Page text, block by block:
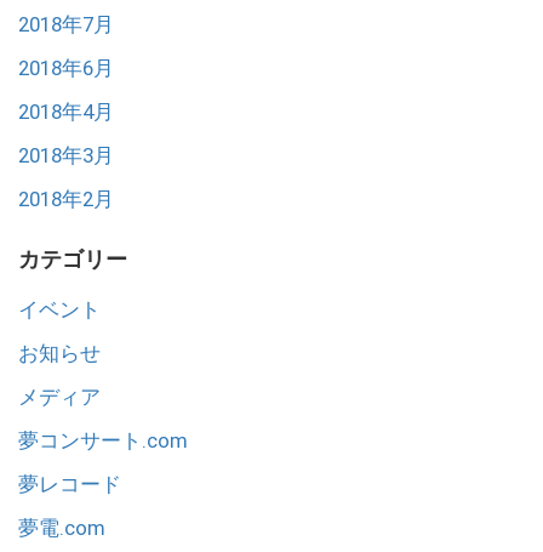
2018年7月
2018年6月
2018年4月
2018年3月
2018年2月
カテゴリー
イベント
お知らせ
メディア
夢コンサート.com
夢レコード
夢電.com